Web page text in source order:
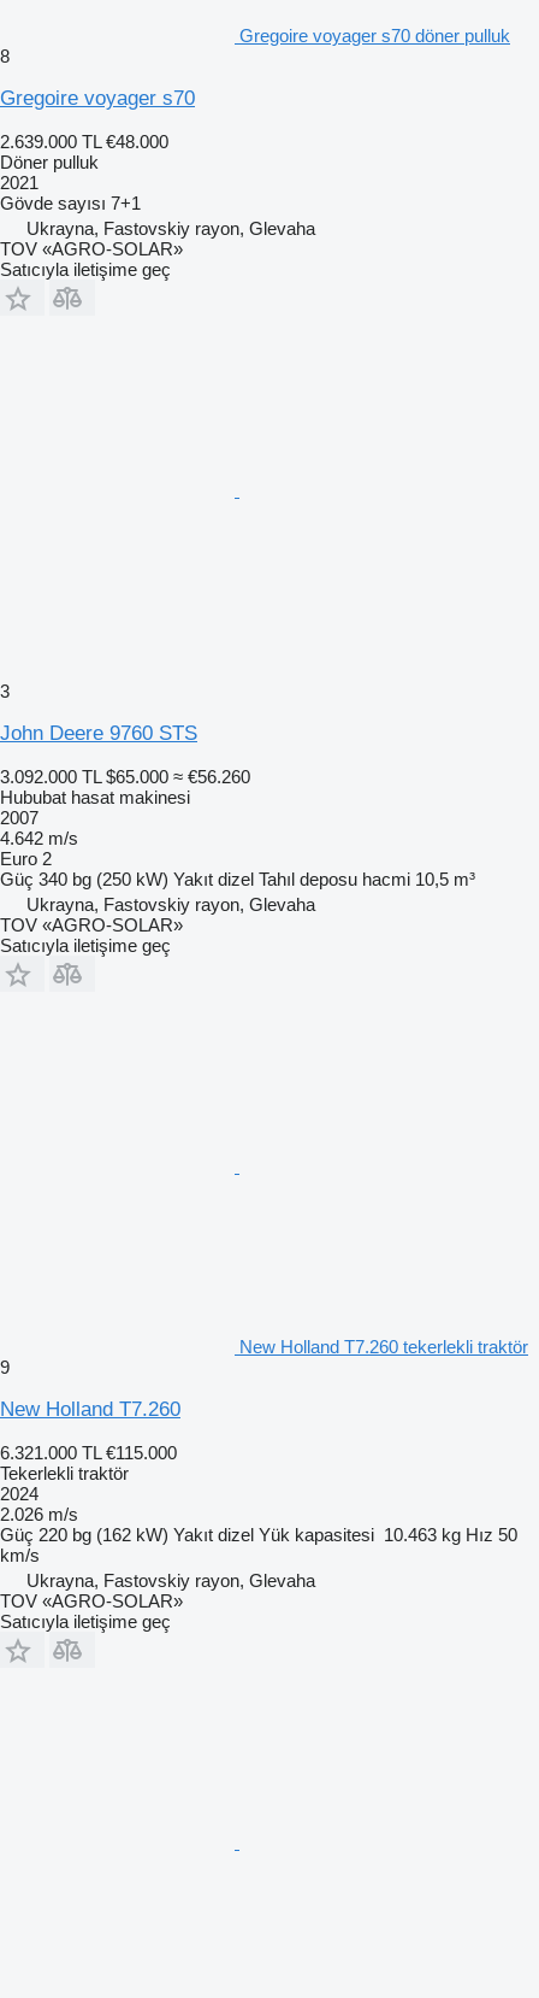
Gregoire voyager s70 döner pulluk
8
Gregoire voyager s70
2.639.000 TL €48.000
Döner pulluk
2021
Gövde sayısı 7+1
Ukrayna, Fastovskiy rayon, Glevaha
TOV «AGRO-SOLAR»
Satıcıyla iletişime geç
3
John Deere 9760 STS
3.092.000 TL $65.000 ≈ €56.260
Hububat hasat makinesi
2007
4.642 m/s
Euro 2
Güç 340 bg (250 kW) Yakıt dizel Tahıl deposu hacmi 10,5 m³
Ukrayna, Fastovskiy rayon, Glevaha
TOV «AGRO-SOLAR»
Satıcıyla iletişime geç
New Holland T7.260 tekerlekli traktör
9
New Holland T7.260
6.321.000 TL €115.000
Tekerlekli traktör
2024
2.026 m/s
Güç 220 bg (162 kW) Yakıt dizel Yük kapasitesi 10.463 kg Hız 50
km/s
Ukrayna, Fastovskiy rayon, Glevaha
TOV «AGRO-SOLAR»
Satıcıyla iletişime geç